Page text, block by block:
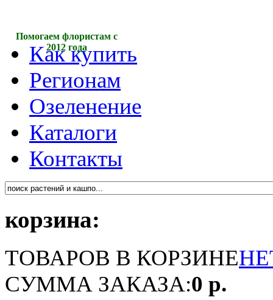
Быстрая доставка по всей
стране
Как купить
Регионам
Озеленение
Каталоги
Контакты
корзина:
ТОВАРОВ В КОРЗИНЕ
СУММА ЗАКАЗА:0 р.